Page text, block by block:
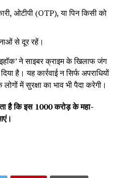
ओटीपी (OTP), या पिन किसी को
से दूर रहें।
ने साइबर क्राइम के खिलाफ जंग
है। यह कार्रवाई न सिर्फ अपराधियों
में सुरक्षा का भाव भी पैदा करेगी।
है कि इस 1000 करोड़ के महा-